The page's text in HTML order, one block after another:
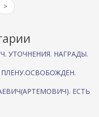
>
УТОЧНЕНИЯ. НАГРАДЫ.
ПЛЕНУ.ОСВОБОЖДЕН.
ЕСТЬ